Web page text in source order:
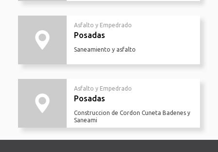
Asfalto y Empedrado
Posadas
Saneamiento y asfalto
Asfalto y Empedrado
Posadas
Construccion de Cordon Cuneta Badenes y
Saneami